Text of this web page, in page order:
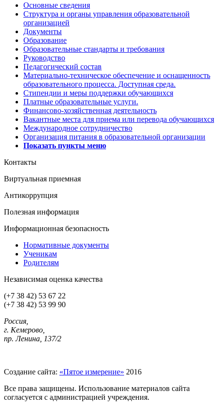
Основные сведения
Структура и органы управления образовательной
организацией
Документы
Образование
Образовательные стандарты и требования
Руководство
Педагогический состав
Материально-техническое обеспечение и оснащенность
образовательного процесса. Доступная среда.
Стипендии и меры поддержки обучающихся
Платные образовательные услуги.
Финансово-хозяйственная деятельность
Вакантные места для приема или перевода обучающихся
Международное сотрудничество
Организация питания в образовательной организации
Показать пункты меню
Контакты
Виртуальная приемная
Антикоррупция
Полезная информация
Информационная безопасность
Нормативные документы
Ученикам
Родителям
Независимая оценка качества
(+7 38 42) 53 67 22
(+7 38 42) 53 99 90
Россия,
г. Кемерово,
пр. Ленина, 137/2
Создание сайта: «Пятое измерение» 2016
Все права защищены. Использование материалов сайта
согласуется с администрацией учреждения.